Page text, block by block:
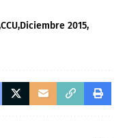
CCU Diciembre 2015